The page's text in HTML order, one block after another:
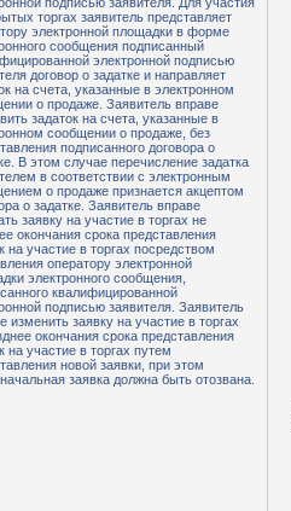
торгах заявитель представляет
электронной площадки в форме
сообщения подписанный
электронной подписью
договор о задатке и направляет
на счета, указанные в электронном
о продаже. Заявитель вправе
задаток на счета, указанные в
сообщении о продаже, без
подписанного договора о
случае перечисление задатка
в соответствии с электронным
о продаже признается акцептом
Заявитель вправе
заявку на участие в торгах не
окончания срока представления
на участие в торгах посредством
оператору электронной
электронного сообщения,
квалифицированной
подписью заявителя. Заявитель
изменить заявку на участие в торгах
окончания срока представления
на участие в торгах путем
новой заявки, при этом
заявка должна быть отозвана.